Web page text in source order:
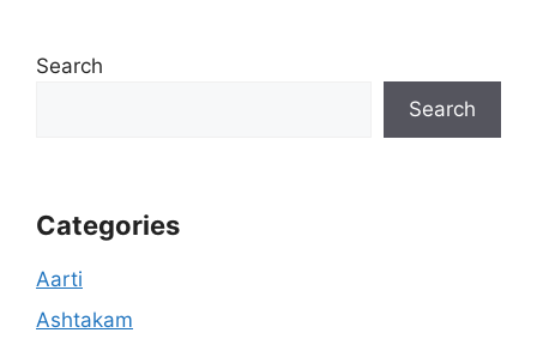
Search
Search
Categories
Aarti
Ashtakam